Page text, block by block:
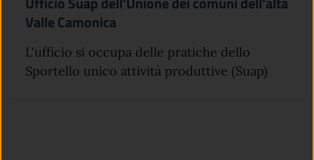
Valle Camonica
L'ufficio si occupa delle pratiche dello
Sportello unico attività produttive (Suap)